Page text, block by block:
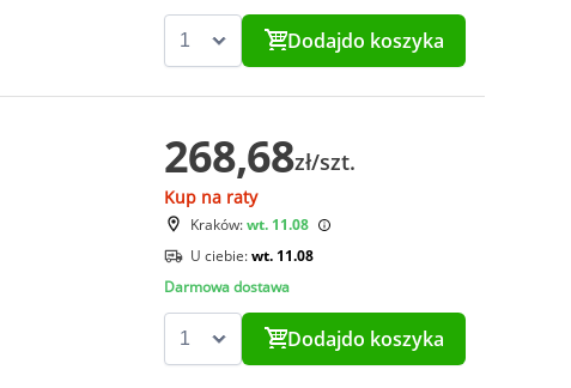
Dodajdo koszyka
268,68zł/szt.
Kup na raty
Kraków:wt. 11.08
U ciebie:wt. 11.08
Darmowa dostawa
Dodajdo koszyka